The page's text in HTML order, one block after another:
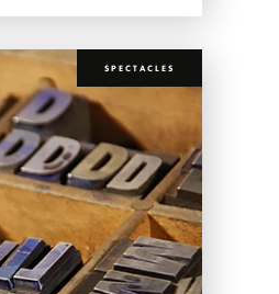
SPECTACLES